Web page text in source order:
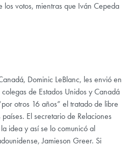
votos, mientras que Iván Cepeda
Dominic LeBlanc, les envió en
de Estados Unidos y Canadá
otros 16 años” el tratado de libre
El secretario de Relaciones
idea y así se lo comunicó al
Jamieson Greer. Si